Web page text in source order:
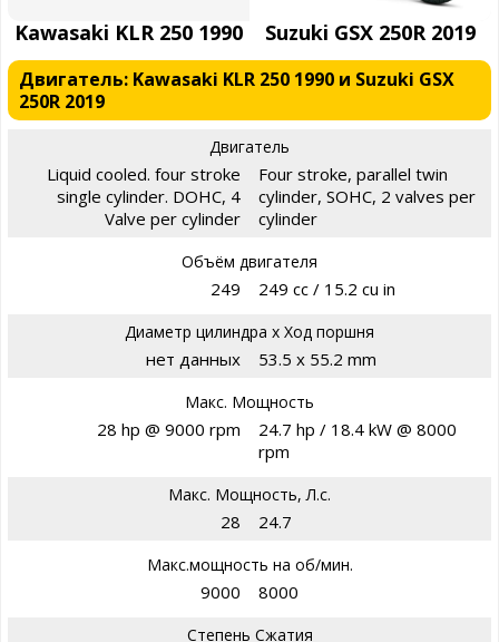
Kawasaki KLR 250 1990 Suzuki GSX 250R 2019
Двигатель: Kawasaki KLR 250 1990 и Suzuki GSX
250R 2019
Двигатель
Liquid cooled. four stroke
single cylinder. DOHC, 4
Valve per cylinder
Four stroke, parallel twin
cylinder, SOHC, 2 valves per
cylinder
Объём двигателя
249 249 cc / 15.2 cu in
Диаметр цилиндра х Ход поршня
нет данных 53.5 x 55.2 mm
Макс. Мощность
28 hp @ 9000 rpm
24.7 hp / 18.4 kW @ 8000
rpm
Макс. Мощность, Л.с.
28 24.7
Макс.мощность на об/мин.
9000 8000
Степень Сжатия